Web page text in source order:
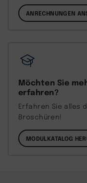
ANRECHNUNGEN
Möchten Sie
erfahren?
Erfahren Sie alles
Broschüren!
MODULKATALOG